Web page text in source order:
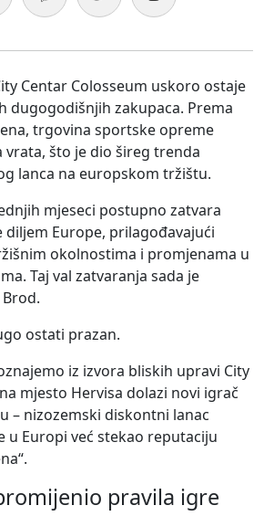
Centar Colosseum uskoro ostaje
dugogodišnjih zakupaca. Prema
trgovina sportske opreme
vrata, što je dio šireg trenda
lanca na europskom tržištu.
mjeseci postupno zatvara
diljem Europe, prilagođavajući
okolnostima i promjenama u
Taj val zatvaranja sada je
ostati prazan.
iz izvora bliskih upravi City
mjesto Hervisa dolazi novi igrač
– nizozemski diskontni lanac
u Europi već stekao reputaciju
pravila igre